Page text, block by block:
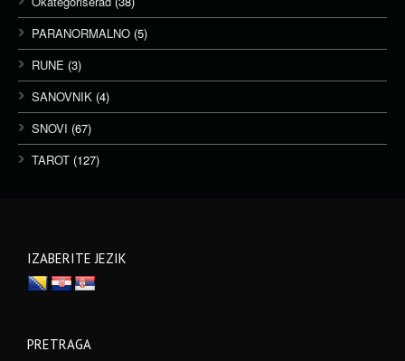
PARANORMALNO (5)
RUNE (3)
SANOVNIK (4)
SNOVI (67)
TAROT (127)
IZABERITE JEZIK
PRETRAGA